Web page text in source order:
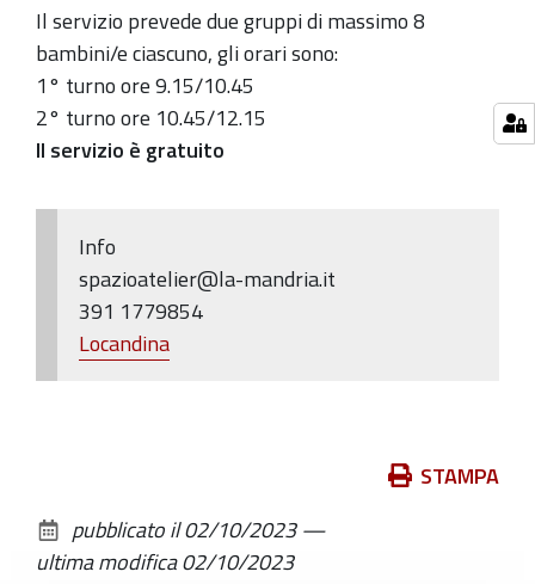
Il servizio prevede due gruppi di massimo 8
bambini/e ciascuno, gli orari sono:
1° turno ore 9.15/10.45
2° turno ore 10.45/12.15
Il servizio è gratuito
Info
spazioatelier@la-mandria.it
391 1779854
Locandina
documento
STAMPA
pubblicato il02/10/2023—
ultima modifica02/10/2023